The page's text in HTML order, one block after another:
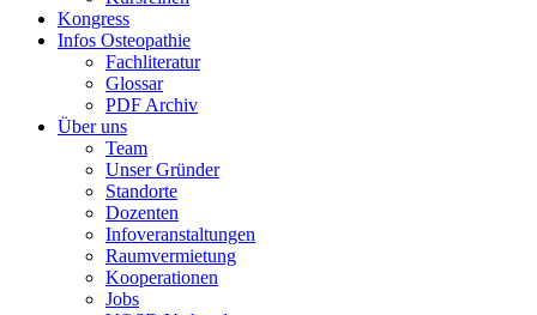
Kongress
Infos Osteopathie
Fachliteratur
Glossar
PDF Archiv
Über uns
Team
Unser Gründer
Standorte
Dozenten
Infoveranstaltungen
Raumvermietung
Kooperationen
Jobs